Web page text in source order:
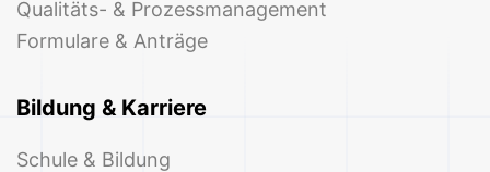
Qualitäts- & Prozessmanagement
Formulare & Anträge
Bildung & Karriere
Schule & Bildung